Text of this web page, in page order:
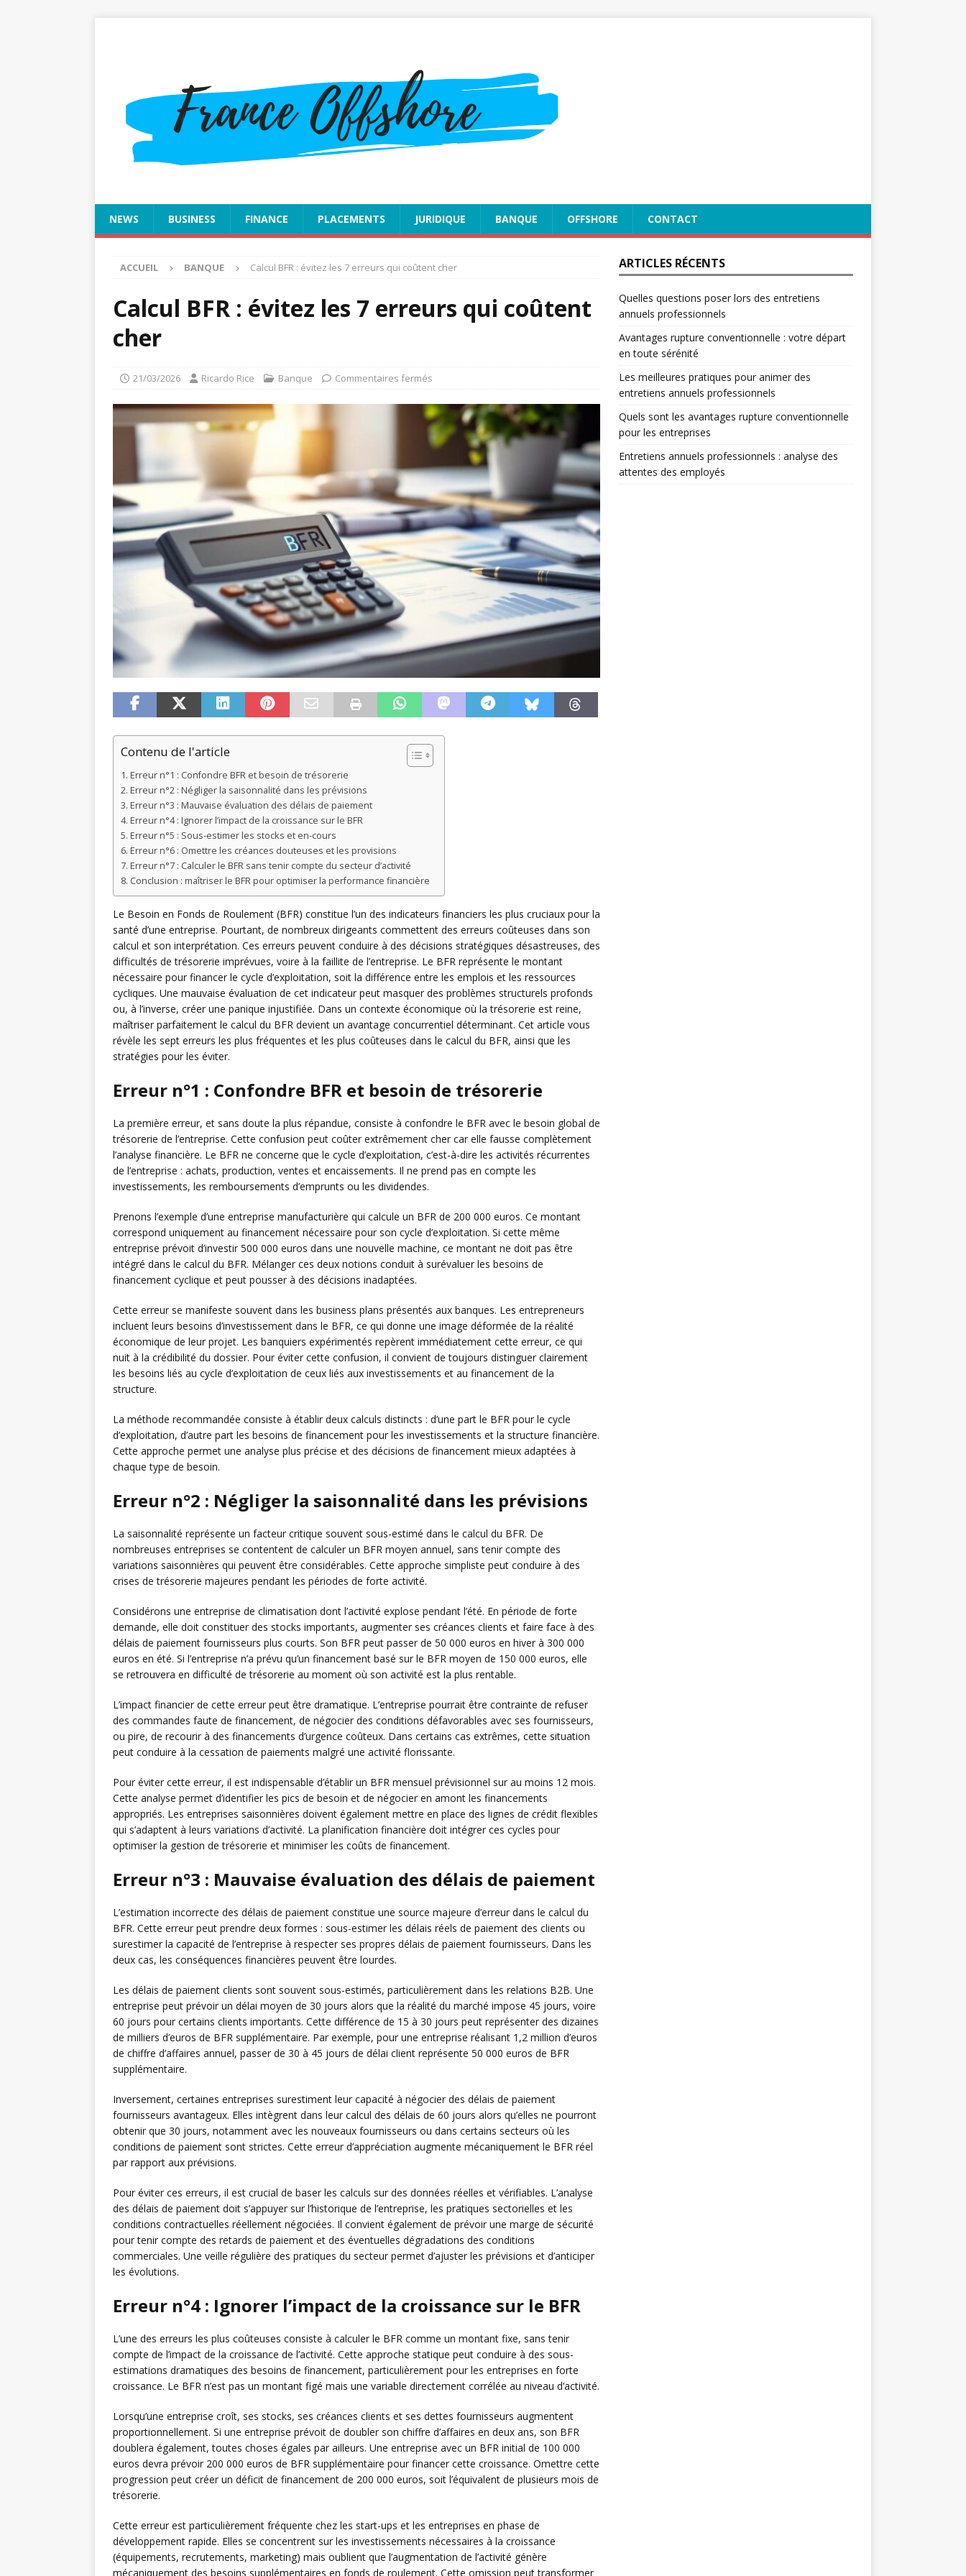
NEWS BUSINESS FINANCE PLACEMENTS JURIDIQUE BANQUE OFFSHORE CONTACT
ACCUEIL BANQUE Calcul BFR : évitez les 7 erreurs qui coûtent cher
Calcul BFR : évitez les 7 erreurs qui coûtent
cher
21/03/2026 Ricardo Rice Banque Commentaires fermés
Contenu de l'article
Erreur n°1 : Confondre BFR et besoin de trésorerie
Erreur n°2 : Négliger la saisonnalité dans les prévisions
Erreur n°3 : Mauvaise évaluation des délais de paiement
Erreur n°4 : Ignorer l’impact de la croissance sur le BFR
Erreur n°5 : Sous-estimer les stocks et en-cours
Erreur n°6 : Omettre les créances douteuses et les provisions
Erreur n°7 : Calculer le BFR sans tenir compte du secteur d’activité
Conclusion : maîtriser le BFR pour optimiser la performance financière
Le Besoin en Fonds de Roulement (BFR) constitue l’un des indicateurs financiers les plus cruciaux pour la
santé d’une entreprise. Pourtant, de nombreux dirigeants commettent des erreurs coûteuses dans son
calcul et son interprétation. Ces erreurs peuvent conduire à des décisions stratégiques désastreuses, des
difficultés de trésorerie imprévues, voire à la faillite de l’entreprise. Le BFR représente le montant
nécessaire pour financer le cycle d’exploitation, soit la différence entre les emplois et les ressources
cycliques. Une mauvaise évaluation de cet indicateur peut masquer des problèmes structurels profonds
ou, à l’inverse, créer une panique injustifiée. Dans un contexte économique où la trésorerie est reine,
maîtriser parfaitement le calcul du BFR devient un avantage concurrentiel déterminant. Cet article vous
révèle les sept erreurs les plus fréquentes et les plus coûteuses dans le calcul du BFR, ainsi que les
stratégies pour les éviter.
Erreur n°1 : Confondre BFR et besoin de trésorerie
La première erreur, et sans doute la plus répandue, consiste à confondre le BFR avec le besoin global de
trésorerie de l’entreprise. Cette confusion peut coûter extrêmement cher car elle fausse complètement
l’analyse financière. Le BFR ne concerne que le cycle d’exploitation, c’est-à-dire les activités récurrentes
de l’entreprise : achats, production, ventes et encaissements. Il ne prend pas en compte les
investissements, les remboursements d’emprunts ou les dividendes.
Prenons l’exemple d’une entreprise manufacturière qui calcule un BFR de 200 000 euros. Ce montant
correspond uniquement au financement nécessaire pour son cycle d’exploitation. Si cette même
entreprise prévoit d’investir 500 000 euros dans une nouvelle machine, ce montant ne doit pas être
intégré dans le calcul du BFR. Mélanger ces deux notions conduit à surévaluer les besoins de
financement cyclique et peut pousser à des décisions inadaptées.
Cette erreur se manifeste souvent dans les business plans présentés aux banques. Les entrepreneurs
incluent leurs besoins d’investissement dans le BFR, ce qui donne une image déformée de la réalité
économique de leur projet. Les banquiers expérimentés repèrent immédiatement cette erreur, ce qui
nuit à la crédibilité du dossier. Pour éviter cette confusion, il convient de toujours distinguer clairement
les besoins liés au cycle d’exploitation de ceux liés aux investissements et au financement de la
structure.
La méthode recommandée consiste à établir deux calculs distincts : d’une part le BFR pour le cycle
d’exploitation, d’autre part les besoins de financement pour les investissements et la structure financière.
Cette approche permet une analyse plus précise et des décisions de financement mieux adaptées à
chaque type de besoin.
Erreur n°2 : Négliger la saisonnalité dans les prévisions
La saisonnalité représente un facteur critique souvent sous-estimé dans le calcul du BFR. De
nombreuses entreprises se contentent de calculer un BFR moyen annuel, sans tenir compte des
variations saisonnières qui peuvent être considérables. Cette approche simpliste peut conduire à des
crises de trésorerie majeures pendant les périodes de forte activité.
Considérons une entreprise de climatisation dont l’activité explose pendant l’été. En période de forte
demande, elle doit constituer des stocks importants, augmenter ses créances clients et faire face à des
délais de paiement fournisseurs plus courts. Son BFR peut passer de 50 000 euros en hiver à 300 000
euros en été. Si l’entreprise n’a prévu qu’un financement basé sur le BFR moyen de 150 000 euros, elle
se retrouvera en difficulté de trésorerie au moment où son activité est la plus rentable.
L’impact financier de cette erreur peut être dramatique. L’entreprise pourrait être contrainte de refuser
des commandes faute de financement, de négocier des conditions défavorables avec ses fournisseurs,
ou pire, de recourir à des financements d’urgence coûteux. Dans certains cas extrêmes, cette situation
peut conduire à la cessation de paiements malgré une activité florissante.
Pour éviter cette erreur, il est indispensable d’établir un BFR mensuel prévisionnel sur au moins 12 mois.
Cette analyse permet d’identifier les pics de besoin et de négocier en amont les financements
appropriés. Les entreprises saisonnières doivent également mettre en place des lignes de crédit flexibles
qui s’adaptent à leurs variations d’activité. La planification financière doit intégrer ces cycles pour
optimiser la gestion de trésorerie et minimiser les coûts de financement.
Erreur n°3 : Mauvaise évaluation des délais de paiement
L’estimation incorrecte des délais de paiement constitue une source majeure d’erreur dans le calcul du
BFR. Cette erreur peut prendre deux formes : sous-estimer les délais réels de paiement des clients ou
surestimer la capacité de l’entreprise à respecter ses propres délais de paiement fournisseurs. Dans les
deux cas, les conséquences financières peuvent être lourdes.
Les délais de paiement clients sont souvent sous-estimés, particulièrement dans les relations B2B. Une
entreprise peut prévoir un délai moyen de 30 jours alors que la réalité du marché impose 45 jours, voire
60 jours pour certains clients importants. Cette différence de 15 à 30 jours peut représenter des dizaines
de milliers d’euros de BFR supplémentaire. Par exemple, pour une entreprise réalisant 1,2 million d’euros
de chiffre d’affaires annuel, passer de 30 à 45 jours de délai client représente 50 000 euros de BFR
supplémentaire.
Inversement, certaines entreprises surestiment leur capacité à négocier des délais de paiement
fournisseurs avantageux. Elles intègrent dans leur calcul des délais de 60 jours alors qu’elles ne pourront
obtenir que 30 jours, notamment avec les nouveaux fournisseurs ou dans certains secteurs où les
conditions de paiement sont strictes. Cette erreur d’appréciation augmente mécaniquement le BFR réel
par rapport aux prévisions.
Pour éviter ces erreurs, il est crucial de baser les calculs sur des données réelles et vérifiables. L’analyse
des délais de paiement doit s’appuyer sur l’historique de l’entreprise, les pratiques sectorielles et les
conditions contractuelles réellement négociées. Il convient également de prévoir une marge de sécurité
pour tenir compte des retards de paiement et des éventuelles dégradations des conditions
commerciales. Une veille régulière des pratiques du secteur permet d’ajuster les prévisions et d’anticiper
les évolutions.
Erreur n°4 : Ignorer l’impact de la croissance sur le BFR
L’une des erreurs les plus coûteuses consiste à calculer le BFR comme un montant fixe, sans tenir
compte de l’impact de la croissance de l’activité. Cette approche statique peut conduire à des sous-
estimations dramatiques des besoins de financement, particulièrement pour les entreprises en forte
croissance. Le BFR n’est pas un montant figé mais une variable directement corrélée au niveau d’activité.
Lorsqu’une entreprise croît, ses stocks, ses créances clients et ses dettes fournisseurs augmentent
proportionnellement. Si une entreprise prévoit de doubler son chiffre d’affaires en deux ans, son BFR
doublera également, toutes choses égales par ailleurs. Une entreprise avec un BFR initial de 100 000
euros devra prévoir 200 000 euros de BFR supplémentaire pour financer cette croissance. Omettre cette
progression peut créer un déficit de financement de 200 000 euros, soit l’équivalent de plusieurs mois de
trésorerie.
Cette erreur est particulièrement fréquente chez les start-ups et les entreprises en phase de
développement rapide. Elles se concentrent sur les investissements nécessaires à la croissance
(équipements, recrutements, marketing) mais oublient que l’augmentation de l’activité génère
mécaniquement des besoins supplémentaires en fonds de roulement. Cette omission peut transformer
ARTICLES RÉCENTS
Quelles questions poser lors des entretiens
annuels professionnels
Avantages rupture conventionnelle : votre départ
en toute sérénité
Les meilleures pratiques pour animer des
entretiens annuels professionnels
Quels sont les avantages rupture conventionnelle
pour les entreprises
Entretiens annuels professionnels : analyse des
attentes des employés